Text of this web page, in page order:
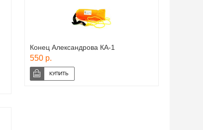
Конец Александрова КА-1
550 р.